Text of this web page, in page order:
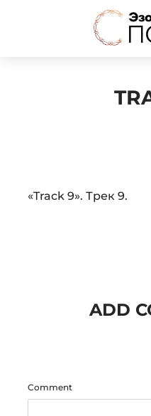
Audio
«Track 9». Трек 9.
ADD
Comment